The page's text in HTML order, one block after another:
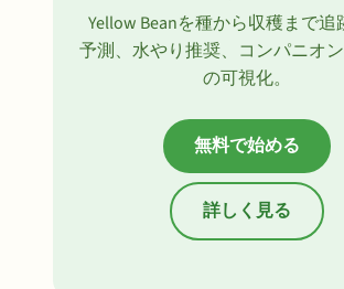
Yellow Beanを種から収穫まで追
予測、水やり推奨、コンパニオ
の可視化。
無料で始める
詳しく見る